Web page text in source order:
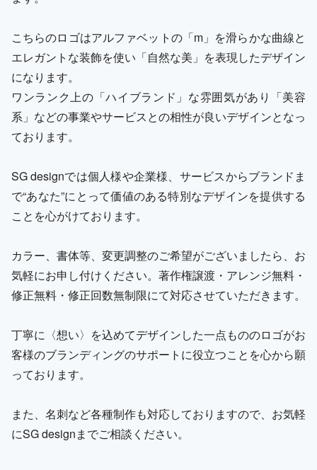
こちらのロゴはアルファベットの「m」を滑らかな曲線と
エレガントな装飾を使い「自然な美」を表現したデザイン
になります。
ワンランク上の「ハイブランド」な雰囲気があり「美容
系」などの事業やサービスとの相性が良いデザインとなっ
ております。
SG designでは個人様や企業様、サービスからブランドま
で“あなた”にとって価値のある特別なデザインを提供する
ことを心がけております。
カラー、書体等、変更調整のご希望がございましたら、お
気軽にお申し付けください。著作権譲渡・アレンジ無料・
修正無料・修正回数無制限にて対応させていただきます。
丁寧に〈想い〉を込めてデザインした一点もののロゴがお
客様のブランディングのサポートに役立つことを心から願
っております。
また、名刺など各種制作も対応しておりますので、お気軽
にSG designまでご相談ください。